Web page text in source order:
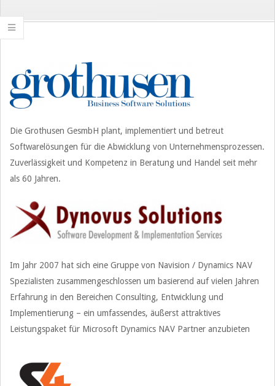
Die Grothusen GesmbH plant, implementiert und betreut
Softwarelösungen für die Abwicklung von Unternehmensprozessen.
Zuverlässigkeit und Kompetenz in Beratung und Handel seit mehr
als 60 Jahren.
Im Jahr 2007 hat sich eine Gruppe von Navision / Dynamics NAV
Spezialisten zusammengeschlossen um basierend auf vielen Jahren
Erfahrung in den Bereichen Consulting, Entwicklung und
Implementierung – ein umfassendes, äußerst attraktives
Leistungspaket für Microsoft Dynamics NAV Partner anzubieten